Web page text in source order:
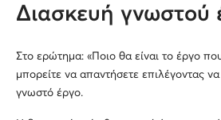
Διασκευή γνωστού
Στο ερώτημα: «Ποιο θα είναι το έργο
μπορείτε να απαντήσετε επιλέγοντας
γνωστό έργο.